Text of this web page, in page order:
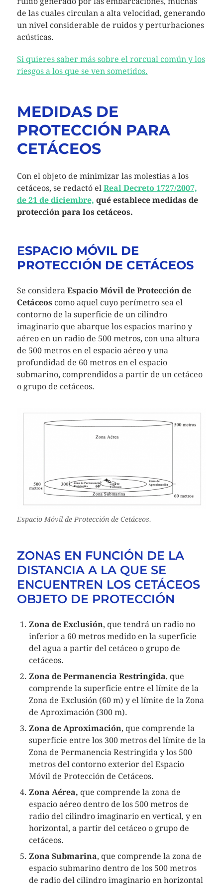
de las cuales circulan a alta velocidad, generando
un nivel considerable de ruidos y perturbaciones
acústicas.
Si quieres saber más sobre el rorcual común y los
riesgos a los que se ven sometidos.
MEDIDAS DE
PROTECCIÓN PARA
CETÁCEOS
Con el objeto de minimizar las molestias a los
cetáceos, se redactó el Real Decreto 1727/2007,
de 21 de diciembre, qué establece medidas de
protección para los cetáceos.
ESPACIO MÓVIL DE
PROTECCIÓN DE CETÁCEOS
Se considera Espacio Móvil de Protección de
Cetáceoscomo aquel cuyo perímetro sea el
contorno de la superficie de un cilindro
imaginario que abarque los espacios marino y
aéreo en un radio de 500 metros, con una altura
de 500 metros en el espacio aéreo y una
profundidad de 60 metros en el espacio
submarino, comprendidos a partir de un cetáceo
o grupo de cetáceos.
Espacio Móvil de Protección de Cetáceos.
ZONAS EN FUNCIÓN DE LA
DISTANCIA A LA QUE SE
ENCUENTREN LOS CETÁCEOS
OBJETO DE PROTECCIÓN
Zona de Exclusión, que tendrá un radio no
inferior a 60 metros medido en la superficie
del agua a partir del cetáceo o grupo de
cetáceos.
Zona de Permanencia Restringida, que
comprende la superficie entre el límite de la
Zona de Exclusión (60 m) y el límite de la Zona
de Aproximación (300 m).
Zona de Aproximación, que comprende la
superficie entre los 300 metros del límite de la
Zona de Permanencia Restringida y los 500
metros del contorno exterior del Espacio
Móvil de Protección de Cetáceos.
Zona Aérea, que comprende la zona de
espacio aéreo dentro de los 500 metros de
radio del cilindro imaginario en vertical, y en
horizontal, a partir del cetáceo o grupo de
cetáceos.
Zona Submarina, que comprende la zona de
espacio submarino dentro de los 500 metros
de radio del cilindro imaginario en horizontal